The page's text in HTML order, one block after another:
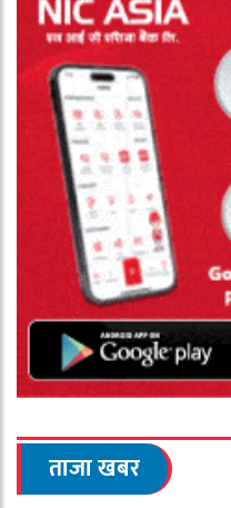
ताजा खबर